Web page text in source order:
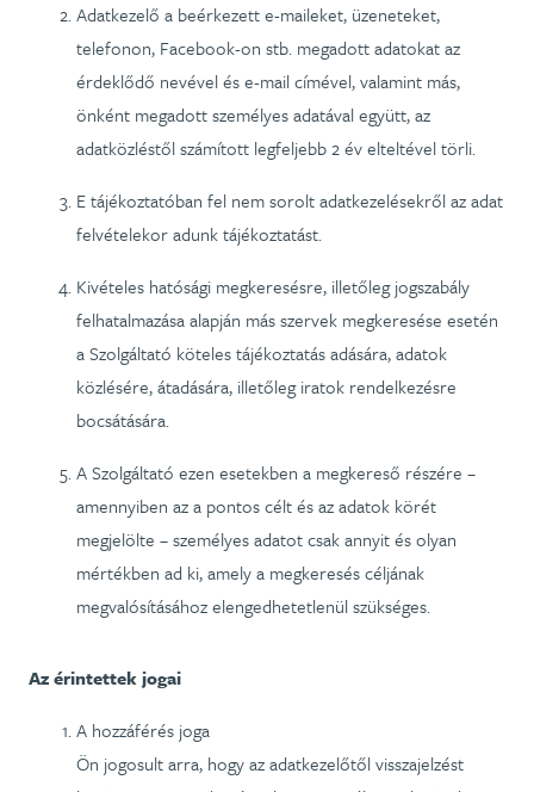
Adatkezelő a beérkezett e-maileket, üzeneteket,
telefonon, Facebook-on stb. megadott adatokat az
érdeklődő nevével és e-mail címével, valamint más,
önként megadott személyes adatával együtt, az
adatközléstől számított legfeljebb 2 év elteltével törli.
E tájékoztatóban fel nem sorolt adatkezelésekről az adat
felvételekor adunk tájékoztatást.
Kivételes hatósági megkeresésre, illetőleg jogszabály
felhatalmazása alapján más szervek megkeresése esetén
a Szolgáltató köteles tájékoztatás adására, adatok
közlésére, átadására, illetőleg iratok rendelkezésre
bocsátására.
A Szolgáltató ezen esetekben a megkereső részére –
amennyiben az a pontos célt és az adatok körét
megjelölte – személyes adatot csak annyit és olyan
mértékben ad ki, amely a megkeresés céljának
megvalósításához elengedhetetlenül szükséges.
Az érintettek jogai
A hozzáférés joga
Ön jogosult arra, hogy az adatkezelőtől visszajelzést